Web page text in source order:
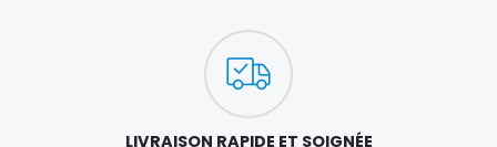
LIVRAISON RAPIDE ET SOIGNÉE